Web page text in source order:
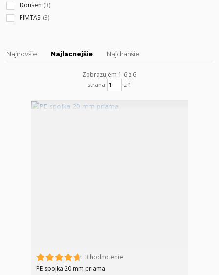
Donsen (3)
PIMTAS (3)
Najnovšie Najlacnejšie Najdrahšie
Zobrazujem 1-6 z 6
strana
z 1
3 hodnotenie
PE spojka 20 mm priama